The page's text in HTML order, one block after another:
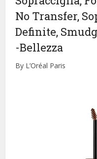
No Transfer,
Definite,
-Bellezza
By L’Oréal Paris